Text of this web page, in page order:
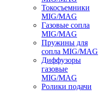
Токосъемники
MIG/MAG
Газовые сопла
MIG/MAG
Пружины для
сопла MIG/MAG
Диффузоры
газовые
MIG/MAG
Ролики подачи